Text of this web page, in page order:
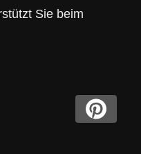
Sie beim